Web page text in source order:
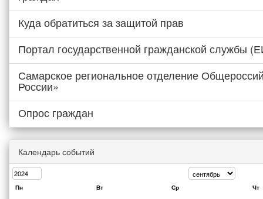
Куда обратиться за защитой прав
Портал государственной гражданской службы
Самарское региональное отделение
России»
Опрос граждан
Календарь событий
Пн Вт Ср
Чт